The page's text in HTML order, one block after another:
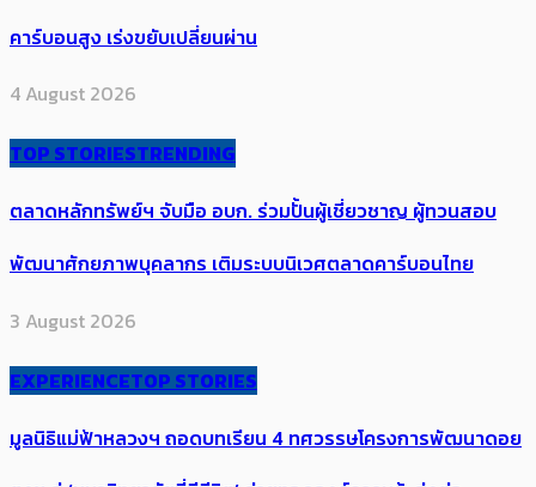
คาร์บอนสูง เร่งขยับเปลี่ยนผ่าน
4 August 2026
TOP STORIESTRENDING
ตลาดหลักทรัพย์ฯ จับมือ อบก. ร่วมปั้นผู้เชี่ยวชาญ ผู้ทวนสอบ
พัฒนาศักยภาพบุคลากร เติมระบบนิเวศตลาดคาร์บอนไทย
3 August 2026
EXPERIENCETOP STORIES
มูลนิธิแม่ฟ้าหลวงฯ ถอดบทเรียน 4 ทศวรรษโครงการพัฒนาดอย